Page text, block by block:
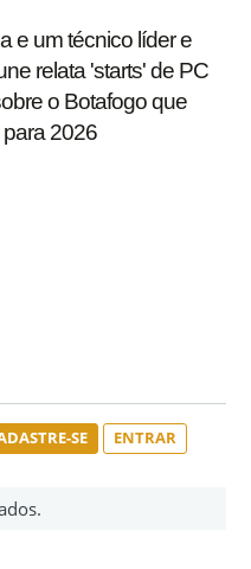
e um técnico líder e
relata 'starts' de PC
o Botafogo que
2026